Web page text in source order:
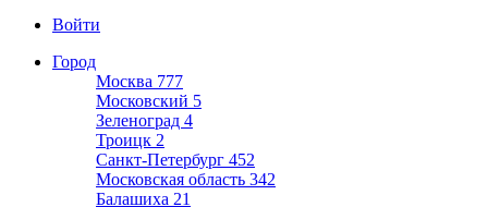
Войти
Город
Москва 777
Московский 5
Зеленоград 4
Троицк 2
Санкт-Петербург 452
Московская область 342
Балашиха 21